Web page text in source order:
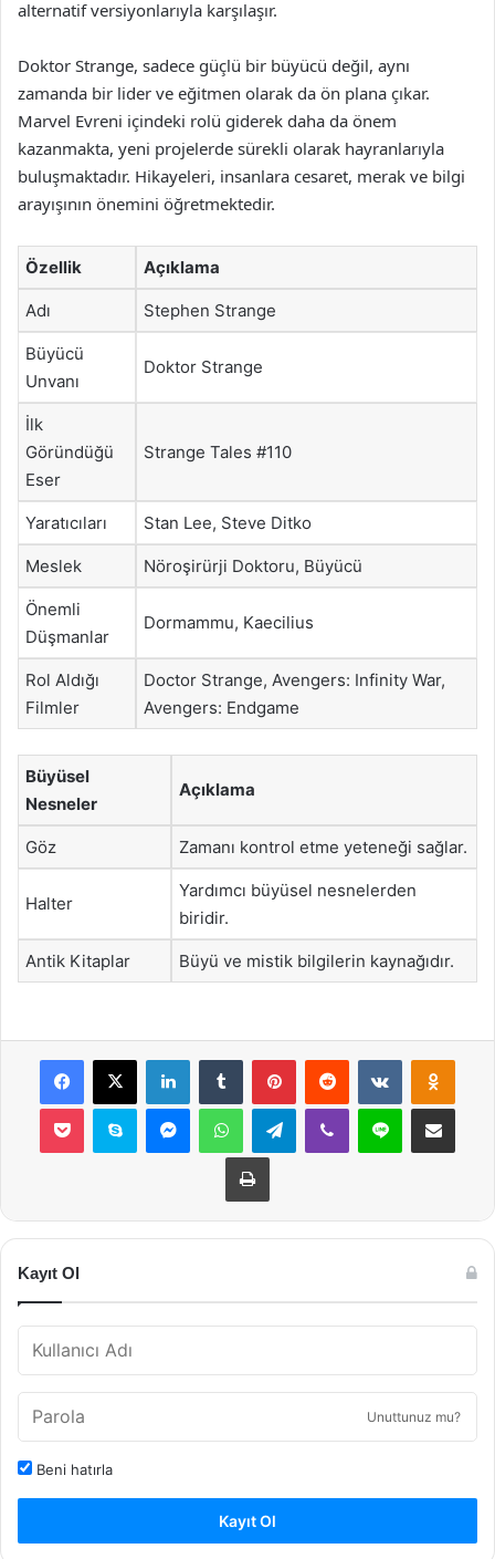
alternatif versiyonlarıyla karşılaşır.
Doktor Strange, sadece güçlü bir büyücü değil, aynı
zamanda bir lider ve eğitmen olarak da ön plana çıkar.
Marvel Evreni içindeki rolü giderek daha da önem
kazanmakta, yeni projelerde sürekli olarak hayranlarıyla
buluşmaktadır. Hikayeleri, insanlara cesaret, merak ve bilgi
arayışının önemini öğretmektedir.
Özellik Açıklama
Adı Stephen Strange
Büyücü
Unvanı
Doktor Strange
İlk
Göründüğü
Eser
Strange Tales #110
Yaratıcıları Stan Lee, Steve Ditko
Meslek Nöroşirürji Doktoru, Büyücü
Önemli
Düşmanlar
Dormammu, Kaecilius
Rol Aldığı
Filmler
Doctor Strange, Avengers: Infinity War,
Avengers: Endgame
Büyüsel
Nesneler
Açıklama
Göz Zamanı kontrol etme yeteneği sağlar.
Halter
Yardımcı büyüsel nesnelerden
biridir.
Antik Kitaplar Büyü ve mistik bilgilerin kaynağıdır.
Facebook
X LinkedInTumblr PinterestReddit VKontakte
Pocket Skype MessengerWhatsAppTelegramViber Line E-Posta ile
Yazdır
Kayıt Ol
Unuttunuz mu?
Beni hatırla
Kayıt Ol